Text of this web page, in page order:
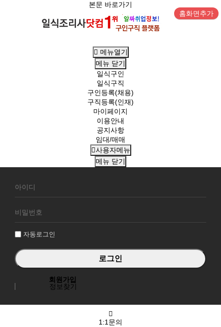
본문 바로가기
홈화면추가
메뉴열기
메뉴 닫기
일식구인
일식구직
구인등록(채용)
구직등록(인재)
마이페이지
이용안내
공지사항
임대/매매
사용자메뉴
메뉴 닫기
원
그
자동로그인
회원가입
정보찾기
1:1문의